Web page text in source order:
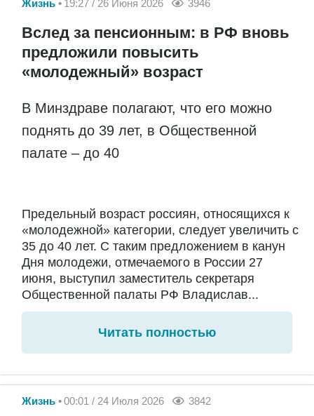
Жизнь 19:27 / 26 Июня 2026 3946
Вслед за пенсионным: в РФ вновь
предложили повысить
«молодежный» возраст
В Минздраве полагают, что его можно
поднять до 39 лет, в Общественной
палате – до 40
Предельный возраст россиян, относящихся к
«молодежной» категории, следует увеличить с
35 до 40 лет. С таким предложением в канун
Дня молодежи, отмечаемого в России 27
июня, выступил заместитель секретаря
Общественной палаты РФ Владислав...
Читать полностью
Жизнь 00:01 / 24 Июля 2026 3842